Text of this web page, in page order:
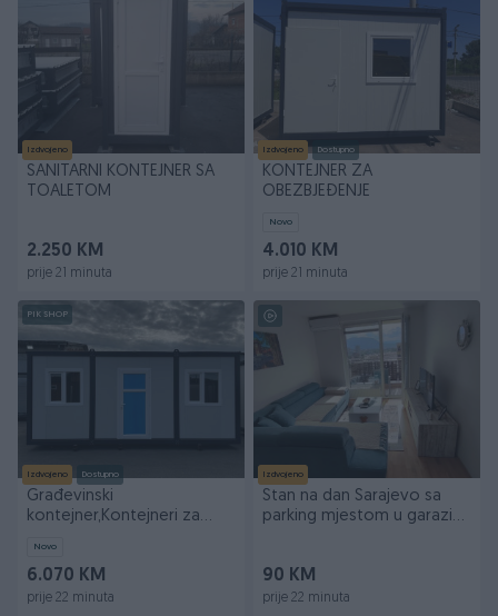
Izdvojeno
SANITARNI KONTEJNER SA
TOALETOM
2.250 KM
prije 21 minuta
Izdvojeno Dostupno
KONTEJNER ZA
OBEZBJEĐENJE
Novo
4.010 KM
prije 21 minuta
PIK SHOP
Izdvojeno Dostupno
Građevinski
kontejner,Kontejneri za
Novo
6.070 KM
prije 22 minuta
Izdvojeno
Stan na dan Sarajevo sa
parking mjestom u garazi
90 KM
prije 22 minuta